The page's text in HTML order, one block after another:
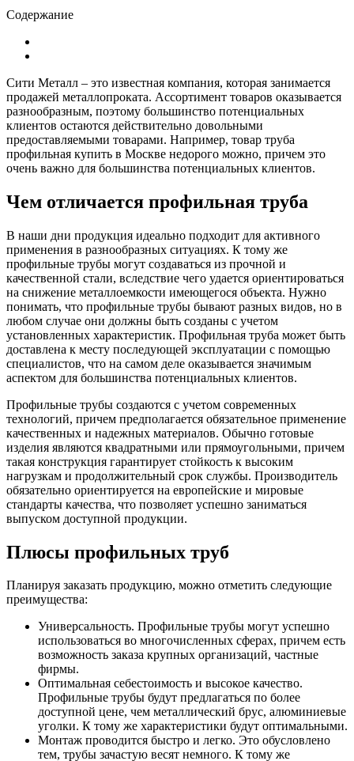
Содержание
Сити Металл – это известная компания, которая занимается
продажей металлопроката. Ассортимент товаров оказывается
разнообразным, поэтому большинство потенциальных
клиентов остаются действительно довольными
предоставляемыми товарами. Например, товар труба
профильная купить в Москве недорого можно, причем это
очень важно для большинства потенциальных клиентов.
Чем отличается профильная труба
В наши дни продукция идеально подходит для активного
применения в разнообразных ситуациях. К тому же
профильные трубы могут создаваться из прочной и
качественной стали, вследствие чего удается ориентироваться
на снижение металлоемкости имеющегося объекта. Нужно
понимать, что профильные трубы бывают разных видов, но в
любом случае они должны быть созданы с учетом
установленных характеристик. Профильная труба может быть
доставлена к месту последующей эксплуатации с помощью
специалистов, что на самом деле оказывается значимым
аспектом для большинства потенциальных клиентов.
Профильные трубы создаются с учетом современных
технологий, причем предполагается обязательное применение
качественных и надежных материалов. Обычно готовые
изделия являются квадратными или прямоугольными, причем
такая конструкция гарантирует стойкость к высоким
нагрузкам и продолжительный срок службы. Производитель
обязательно ориентируется на европейские и мировые
стандарты качества, что позволяет успешно заниматься
выпуском доступной продукции.
Плюсы профильных труб
Планируя заказать продукцию, можно отметить следующие
преимущества:
Универсальность. Профильные трубы могут успешно
использоваться во многочисленных сферах, причем есть
возможность заказа крупных организаций, частные
фирмы.
Оптимальная себестоимость и высокое качество.
Профильные трубы будут предлагаться по более
доступной цене, чем металлический брус, алюминиевые
уголки. К тому же характеристики будут оптимальными.
Монтаж проводится быстро и легко. Это обусловлено
тем, трубы зачастую весят немного. К тому же